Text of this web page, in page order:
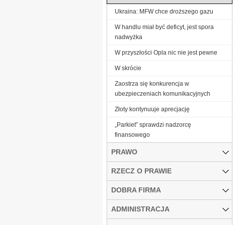
Ukraina: MFW chce droższego gazu
W handlu miał być deficyt, jest spora
nadwyżka
W przyszłości Opla nic nie jest pewne
W skrócie
Zaostrza się konkurencja w
ubezpieczeniach komunikacyjnych
Złoty kontynuuje aprecjację
„Parkiet” sprawdzi nadzorcę
finansowego
PRAWO
RZECZ O PRAWIE
DOBRA FIRMA
ADMINISTRACJA